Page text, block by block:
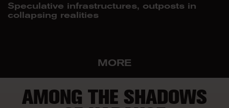
Speculative infrastructures, outposts in
collapsing realities
MORE
AMONG THE SHADOWS